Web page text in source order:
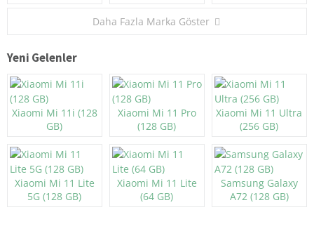
Daha Fazla Marka Göster
Yeni Gelenler
Xiaomi Mi 11i (128
GB)
Xiaomi Mi 11 Pro
(128 GB)
Xiaomi Mi 11 Ultra
(256 GB)
Xiaomi Mi 11 Lite
5G (128 GB)
Xiaomi Mi 11 Lite
(64 GB)
Samsung Galaxy
A72 (128 GB)